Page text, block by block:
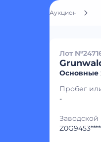
Аукцион
Лот
Основные
Пробег
-
Заводской